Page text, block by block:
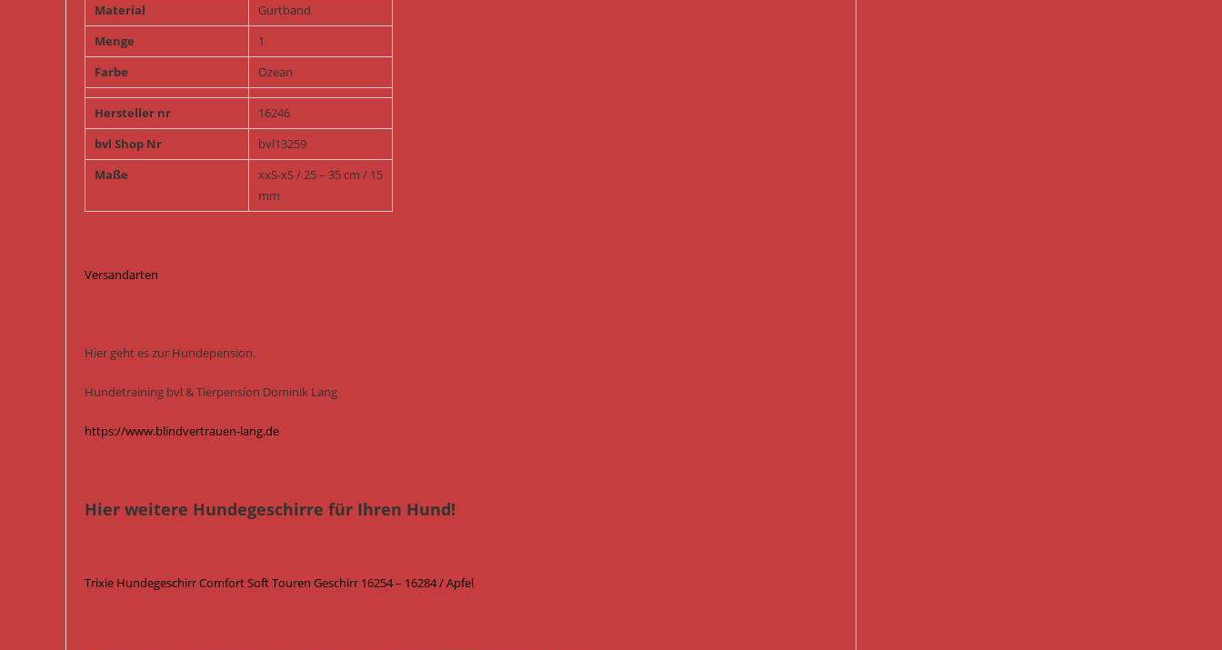
Material
Gurtband
Menge
1
Farbe
Ozean
Hersteller nr
16246
bvl Shop Nr
bvl13259
Maße
xxS-xS / 25 – 35 cm / 15
mm
Versandarten
Hier geht es zur Hundepension.
Hundetraining bvl & Tierpension Dominik Lang
https://www.blindvertrauen-lang.de
Hier weitere Hundegeschirre für Ihren Hund!
Trixie Hundegeschirr Comfort Soft Touren Geschirr 16254 – 16284 / Apfel